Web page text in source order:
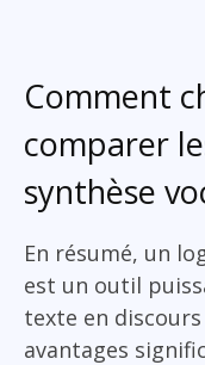
Comment
comparer
synthèse
En résumé, un
est un outil
texte en
avantages